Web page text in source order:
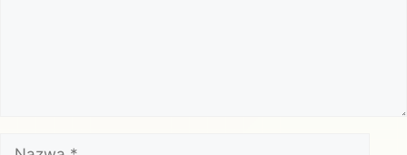
Nazwa